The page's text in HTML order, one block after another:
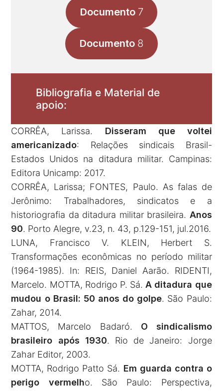
Documento 7
Documento 8
Bibliografia e Material de
apoio:
CORRÊA, Larissa. Disseram que voltei
americanizado: Relações sindicais Brasil-
Estados Unidos na ditadura militar. Campinas:
Editora Unicamp: 2017.
CORRÊA, Larissa; FONTES, Paulo. As falas de
Jerônimo: Trabalhadores, sindicatos e a
historiografia da ditadura militar brasileira. Anos
90. Porto Alegre, v.23, n. 43, p.129-151, jul.2016.
LUNA, Francisco V. KLEIN, Herbert S.
Transformações econômicas no período militar
(1964-1985). In: REIS, Daniel Aarão. RIDENTI,
Marcelo. MOTTA, Rodrigo P. Sá.A ditadura que
mudou o Brasil: 50 anos do golpe. São Paulo:
Zahar, 2014.
MATTOS, Marcelo Badaró. O sindicalismo
brasileiro após 1930. Rio de Janeiro: Jorge
Zahar Editor, 2003.
MOTTA, Rodrigo Patto Sá. Em guarda contra o
perigo vermelho. São Paulo: Perspectiva,